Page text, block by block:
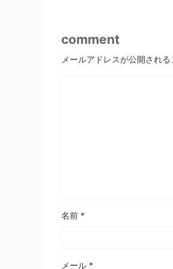
comment
メールアドレスが公開される
名前 *
メール *